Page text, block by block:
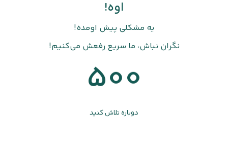
اوه!
یه مشکلی پیش اومده!
نگران نباش، ما سریع رفعش می‌کنیم!
500
دوباره تلاش کنید